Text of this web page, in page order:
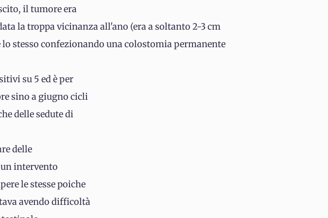
il tumore era
la troppa vicinanza all'ano (era a soltanto 2-3 cm
stesso confezionando una colostomia permanente
su 5 ed è per
sino a giugno cicli
delle sedute di
delle
intervento
le stesse poiche
avendo difficoltà